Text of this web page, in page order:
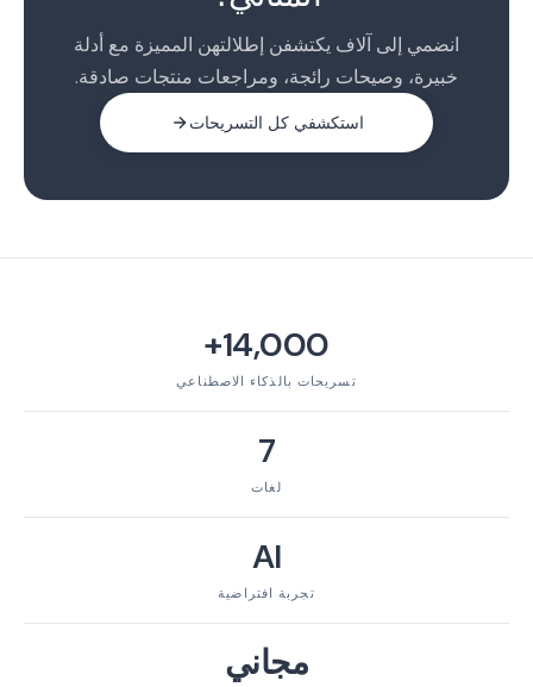
انضمي إلى آلاف يكتشفن إطلالتهن المميزة مع أدلة
خبيرة، وصيحات رائجة، ومراجعات منتجات صادقة.
استكشفي كل التسريحات
14,000+
تسريحات بالذكاء الاصطناعي
7
لغات
AI
تجربة افتراضية
مجاني